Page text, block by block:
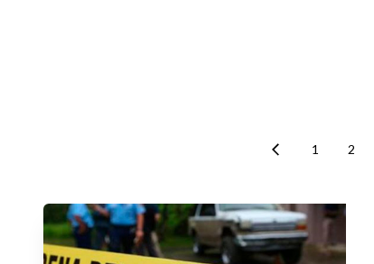
1 2